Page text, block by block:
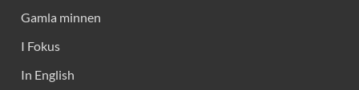
Gamla minnen
I Fokus
In English